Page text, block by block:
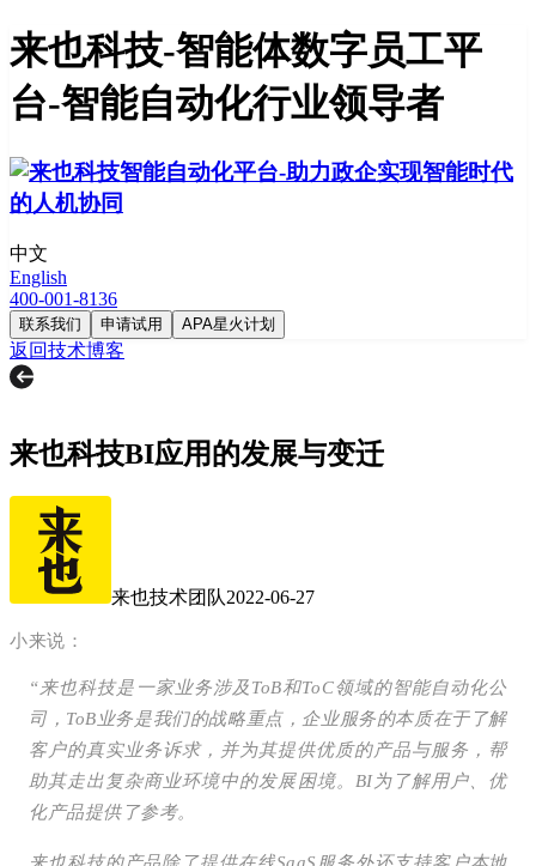
来也科技-智能体数字员工平
台-智能自动化行业领导者
中文
English
400-001-8136
联系我们 申请试用 APA星火计划
返回技术博客
来也科技BI应用的发展与变迁
来也技术团队2022-06-27
小来说：
“来也科技是一家业务涉及ToB和ToC领域的智能自动化公
司，ToB业务是我们的战略重点，企业服务的本质在于了解
客户的真实业务诉求，并为其提供优质的产品与服务，帮
助其走出复杂商业环境中的发展困境。BI为了解用户、优
化产品提供了参考。